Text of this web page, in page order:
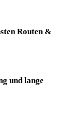
Routen &
und lange